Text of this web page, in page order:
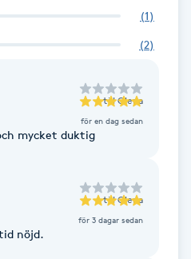
(1)
(2)
till Olena
för en dag sedan
mycket duktig
till Olena
för 3 dagar sedan
nöjd.